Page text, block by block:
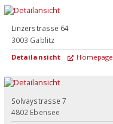
Linzerstrasse 64
3003 Gablitz
Detailansicht Homepage
Solvaystrasse 7
4802 Ebensee